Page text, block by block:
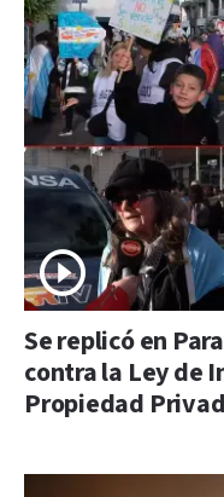
Se replicó en
contra la Ley de
Propiedad